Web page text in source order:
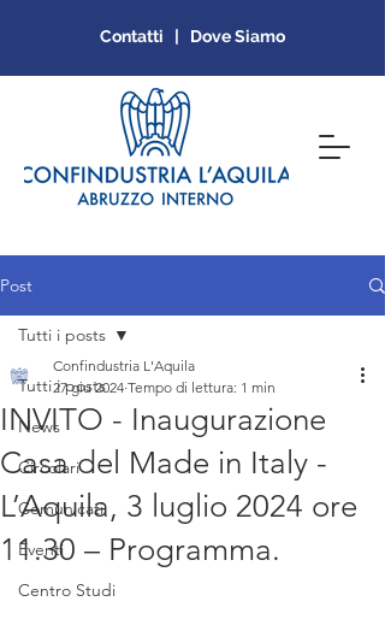
Contatti | Dove Siamo
Post
Tutti i posts
News
Circolari
Comunicati
Eventi
Centro Studi
Tutti i posts
INVITO - Inaugurazione
Casa del Made in Italy -
L’Aquila, 3 luglio 2024 ore
11.30 – Programma.
Confindustria L'Aquila
27 giu 2024 Tempo di lettura: 1 min